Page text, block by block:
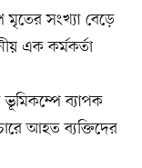
মৃতের সংখ্যা বেড়ে
এক কর্মকর্তা
ভূমিকম্পে ব্যাপক
আহত ব্যক্তিদের